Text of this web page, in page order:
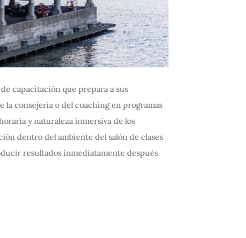
capacitación que prepara a sus
la consejería o del coaching en programas
y naturaleza inmersiva de los
dentro del ambiente del salón de clases
resultados inmediatamente después